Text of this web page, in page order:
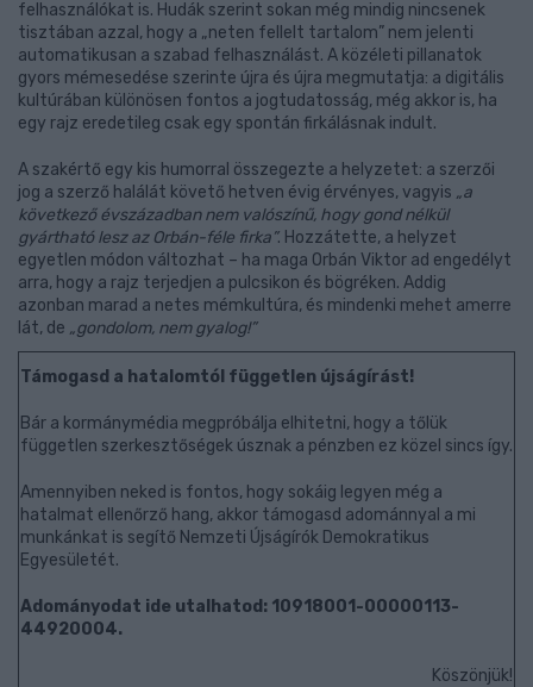
felhasználókat is. Hudák szerint sokan még mindig nincsenek
tisztában azzal, hogy a „neten fellelt tartalom” nem jelenti
automatikusan a szabad felhasználást. A közéleti pillanatok
gyors mémesedése szerinte újra és újra megmutatja: a digitális
kultúrában különösen fontos a jogtudatosság, még akkor is, ha
egy rajz eredetileg csak egy spontán firkálásnak indult.
A szakértő egy kis humorral összegezte a helyzetet: a szerzői
jog a szerző halálát követő hetven évig érvényes, vagyis „a
következő évszázadban nem valószínű, hogy gond nélkül
gyártható lesz az Orbán-féle firka”. Hozzátette, a helyzet
egyetlen módon változhat – ha maga Orbán Viktor ad engedélyt
arra, hogy a rajz terjedjen a pulcsikon és bögréken. Addig
azonban marad a netes mémkultúra, és mindenki mehet amerre
lát, de „gondolom, nem gyalog!”
Támogasd a hatalomtól független újságírást!
Bár a kormánymédia megpróbálja elhitetni, hogy a tőlük
független szerkesztőségek úsznak a pénzben ez közel sincs így.
Amennyiben neked is fontos, hogy sokáig legyen még a
hatalmat ellenőrző hang, akkor támogasd adománnyal a mi
munkánkat is segítő Nemzeti Újságírók Demokratikus
Egyesületét.
Adományodat ide utalhatod: 10918001-00000113-
44920004.
Köszönjük!